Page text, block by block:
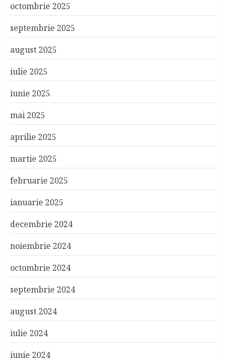
octombrie 2025
septembrie 2025
august 2025
iulie 2025
iunie 2025
mai 2025
aprilie 2025
martie 2025
februarie 2025
ianuarie 2025
decembrie 2024
noiembrie 2024
octombrie 2024
septembrie 2024
august 2024
iulie 2024
iunie 2024